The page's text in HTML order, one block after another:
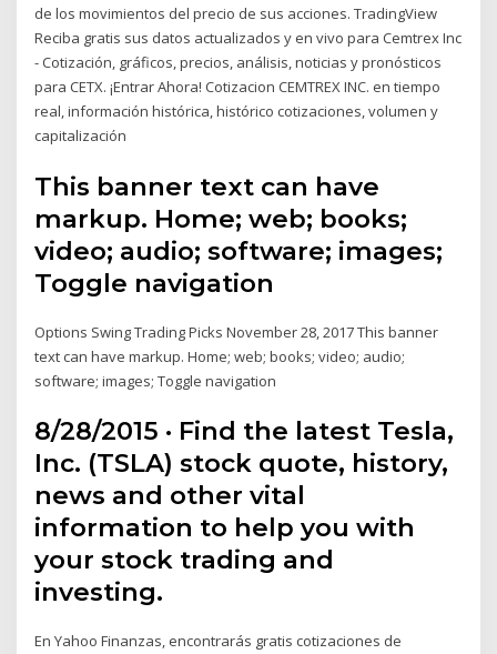
de los movimientos del precio de sus acciones. TradingView
Reciba gratis sus datos actualizados y en vivo para Cemtrex Inc
- Cotización, gráficos, precios, análisis, noticias y pronósticos
para CETX. ¡Entrar Ahora! Cotizacion CEMTREX INC. en tiempo
real, información histórica, histórico cotizaciones, volumen y
capitalización
This banner text can have
markup. Home; web; books;
video; audio; software; images;
Toggle navigation
Options Swing Trading Picks November 28, 2017 This banner
text can have markup. Home; web; books; video; audio;
software; images; Toggle navigation
8/28/2015 · Find the latest Tesla,
Inc. (TSLA) stock quote, history,
news and other vital
information to help you with
your stock trading and
investing.
En Yahoo Finanzas, encontrarás gratis cotizaciones de